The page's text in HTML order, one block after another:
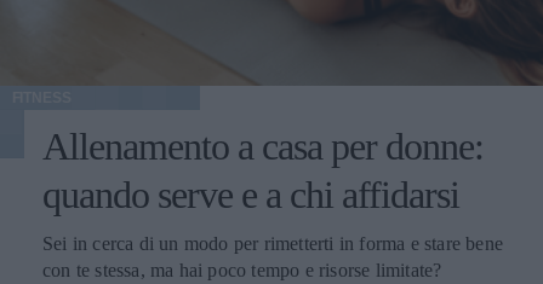
Allenamento a casa per donne:
quando serve e a chi affidarsi
Sei in cerca di un modo per rimetterti in forma e stare bene
con te stessa, ma hai poco tempo e risorse limitate?